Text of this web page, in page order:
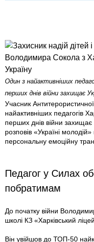
Один з найактивніших
перших днів війни захищає
Учасник
найактивніших педагогів
перших днів війни захищає
розповів «Україні
персональну емоційну
Педагог у Силах
побратимам
До початку війни
школі КЗ «Харківський
Він увійшов до ТОП-50